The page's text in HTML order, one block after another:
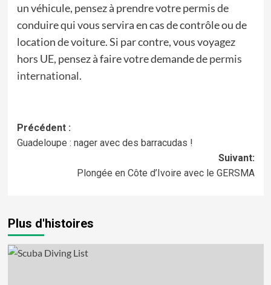
un véhicule, pensez à prendre votre permis de
conduire qui vous servira en cas de contrôle ou de
location de voiture. Si par contre, vous voyagez
hors UE, pensez à faire votre demande depermis
international.
Navigation
d’article
Précédent :
Guadeloupe : nager avec des barracudas !
Suivant:
Plongée en Côte d’Ivoire avec le GERSMA
Plus d'histoires